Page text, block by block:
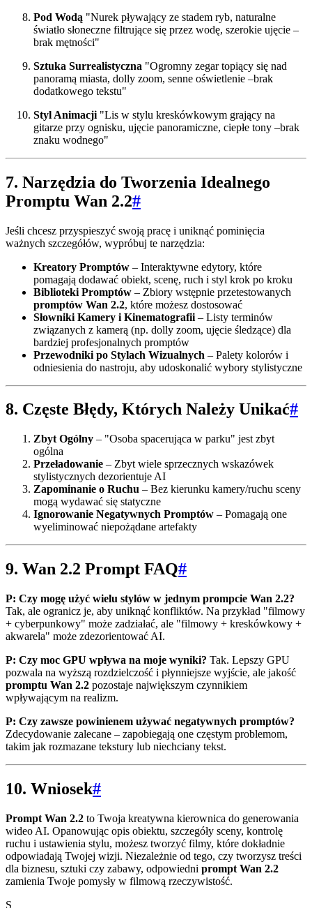
Pod Wodą "Nurek pływający ze stadem ryb, naturalne
światło słoneczne filtrujące się przez wodę, szerokie ujęcie –
brak mętności"
Sztuka Surrealistyczna "Ogromny zegar topiący się nad
panoramą miasta, dolly zoom, senne oświetlenie –brak
dodatkowego tekstu"
Styl Animacji "Lis w stylu kreskówkowym grający na
gitarze przy ognisku, ujęcie panoramiczne, ciepłe tony –brak
znaku wodnego"
7. Narzędzia do Tworzenia Idealnego
Promptu Wan 2.2#
Jeśli chcesz przyspieszyć swoją pracę i uniknąć pominięcia
ważnych szczegółów, wypróbuj te narzędzia:
Kreatory Promptów – Interaktywne edytory, które
pomagają dodawać obiekt, scenę, ruch i styl krok po kroku
Biblioteki Promptów – Zbiory wstępnie przetestowanych
promptów Wan 2.2, które możesz dostosować
Słowniki Kamery i Kinematografii – Listy terminów
związanych z kamerą (np. dolly zoom, ujęcie śledzące) dla
bardziej profesjonalnych promptów
Przewodniki po Stylach Wizualnych – Palety kolorów i
odniesienia do nastroju, aby udoskonalić wybory stylistyczne
8. Częste Błędy, Których Należy Unikać#
Zbyt Ogólny – "Osoba spacerująca w parku" jest zbyt
ogólna
Przeładowanie – Zbyt wiele sprzecznych wskazówek
stylistycznych dezorientuje AI
Zapominanie o Ruchu – Bez kierunku kamery/ruchu sceny
mogą wydawać się statyczne
Ignorowanie Negatywnych Promptów – Pomagają one
wyeliminować niepożądane artefakty
9. Wan 2.2 Prompt FAQ#
P: Czy mogę użyć wielu stylów w jednym prompcie Wan 2.2?
Tak, ale ogranicz je, aby uniknąć konfliktów. Na przykład "filmowy
+ cyberpunkowy" może zadziałać, ale "filmowy + kreskówkowy +
akwarela" może zdezorientować AI.
P: Czy moc GPU wpływa na moje wyniki? Tak. Lepszy GPU
pozwala na wyższą rozdzielczość i płynniejsze wyjście, ale jakość
promptu Wan 2.2 pozostaje największym czynnikiem
wpływającym na realizm.
P: Czy zawsze powinienem używać negatywnych promptów?
Zdecydowanie zalecane – zapobiegają one częstym problemom,
takim jak rozmazane tekstury lub niechciany tekst.
10. Wniosek#
Prompt Wan 2.2 to Twoja kreatywna kierownica do generowania
wideo AI. Opanowując opis obiektu, szczegóły sceny, kontrolę
ruchu i ustawienia stylu, możesz tworzyć filmy, które dokładnie
odpowiadają Twojej wizji. Niezależnie od tego, czy tworzysz treści
dla biznesu, sztuki czy zabawy, odpowiedni prompt Wan 2.2
zamienia Twoje pomysły w filmową rzeczywistość.
S